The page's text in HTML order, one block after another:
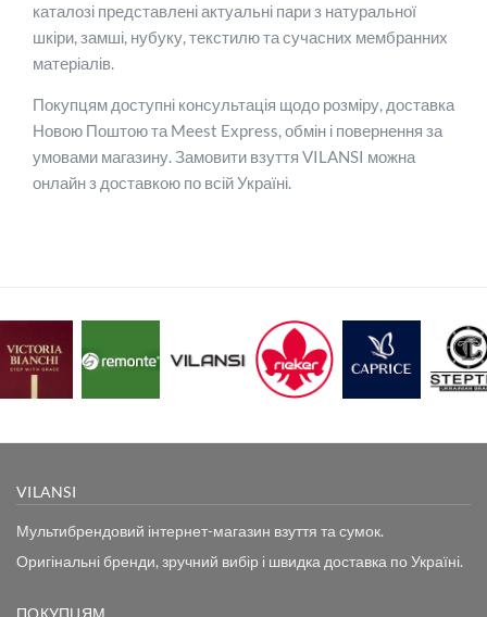
каталозі представлені актуальні пари з натуральної
шкіри, замші, нубуку, текстилю та сучасних мембранних
матеріалів.
Покупцям доступні консультація щодо розміру, доставка
Новою Поштою та Meest Express, обмін і повернення за
умовами магазину. Замовити взуття VILANSI можна
онлайн з доставкою по всій Україні.
VILANSI
Мультибрендовий інтернет-магазин взуття та сумок.
Оригінальні бренди, зручний вибір і швидка доставка по Україні.